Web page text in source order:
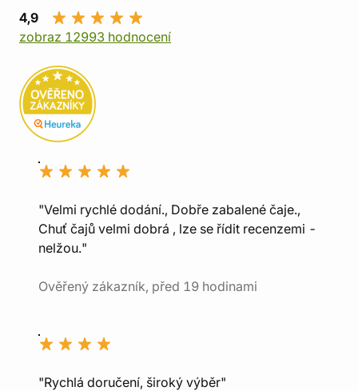
4,9
zobraz 12993 hodnocení
"Velmi rychlé dodání., Dobře zabalené čaje.,
Chuť čajů velmi dobrá , lze se řídit recenzemi -
nelžou."
Ověřený zákazník, před 19 hodinami
"Rychlá doručení, široký výběr"